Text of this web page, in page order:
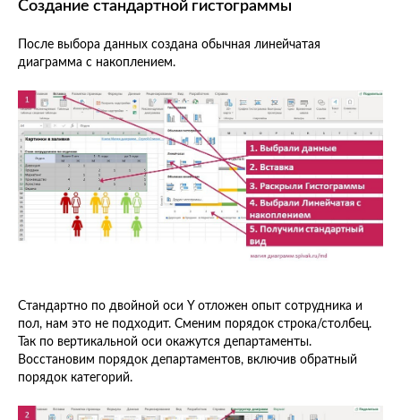
Создание стандартной гистограммы
После выбора данных создана обычная линейчатая
диаграмма с накоплением.
Стандартно по двойной оси Y отложен опыт сотрудника и
пол, нам это не подходит. Сменим порядок строка/столбец.
Так по вертикальной оси окажутся департаменты.
Восстановим порядок департаментов, включив обратный
порядок категорий.